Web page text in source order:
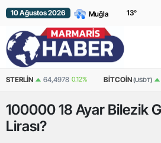
10 Ağustos 2026 13°
64,4978 0.12% BITCOIN (USDT) 65.213,65
10000018 Ayar Bilezik
Lirası?